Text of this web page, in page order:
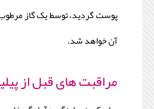
پوست گردید، توسط یک گاز
آن خواهد شد.
مراقبت های قبل از